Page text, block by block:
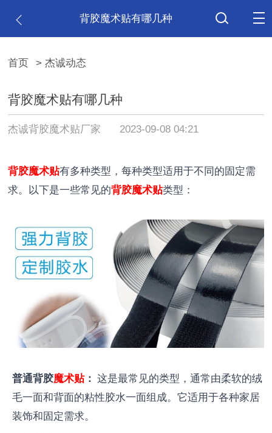
背胶魔术贴有哪几种
首页 > 杰诚动态
背胶魔术贴有哪几种
杰诚背胶魔术贴厂家 2023-09-08 04:21
背胶魔术贴有多种类型，每种类型适用于不同的固定需
求。以下是一些常见的背胶魔术贴类型：
普通背胶魔术贴： 这是最常见的类型，通常由柔软的绒
毛一面和背面的粘性胶水一面组成。它适用于各种家居
装饰和固定需求。